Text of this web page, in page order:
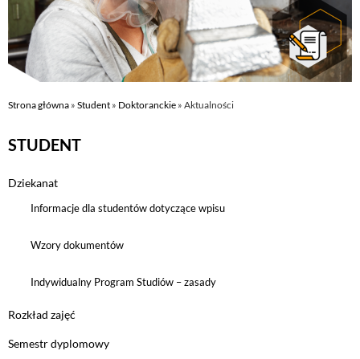
Strona główna » Student » Doktoranckie » Aktualności
STUDENT
Dziekanat
Informacje dla studentów dotyczące wpisu
Wzory dokumentów
Indywidualny Program Studiów – zasady
Rozkład zajęć
Semestr dyplomowy